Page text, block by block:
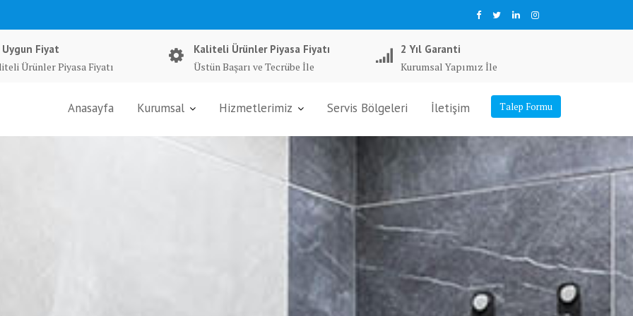
Uygun Fiyat
Ürünler Piyasa Fiyatı
Kaliteli Ürünler Piyasa Fiyatı
Üstün Başarı ve Tecrübe İle
2 Yıl Garanti
Kurumsal Yapımız İle
Talep Formu
Anasayfa Kurumsal Hizmetlerimiz Servis Bölgeleri İletişim